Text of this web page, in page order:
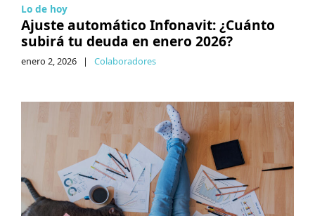
Lo de hoy
Ajuste automático Infonavit: ¿Cuánto
subirá tu deuda en enero 2026?
enero 2, 2026 | Colaboradores